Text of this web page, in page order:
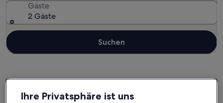
Gäste
2 Gäste
Suchen
Ihre Privatsphäre ist uns